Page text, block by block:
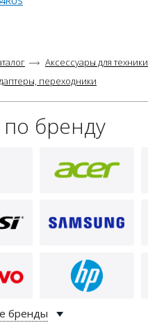
Аксессуары для техники
переходники
бренду
бренды